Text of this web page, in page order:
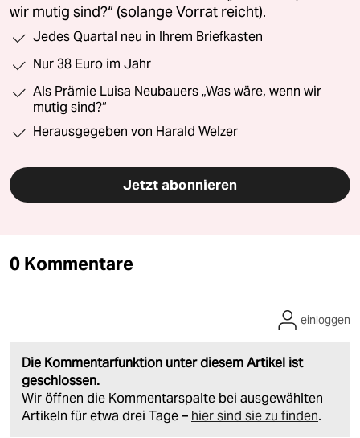
wir mutig sind?“ (solange Vorrat reicht).
Jedes Quartal neu in Ihrem Briefkasten
Nur 38 Euro im Jahr
Als Prämie Luisa Neubauers „Was wäre, wenn wir
mutig sind?“
Herausgegeben von Harald Welzer
Jetzt abonnieren
0 Kommentare
Die Kommentarfunktion unter diesem Artikel ist
geschlossen.
Wir öffnen die Kommentarspalte bei ausgewählten
Artikeln für etwa drei Tage – hier sind sie zu finden.
einloggen